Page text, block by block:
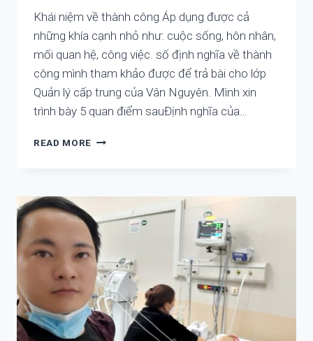
THE
SOURCE
OUR
PROBLEMS
AND
DISEASES,
ESPECIALLY
Khái niệm về thành công Áp dụng được cả
những khía cạnh nhỏ như: cuộc sống, hôn nhân,
mối quan hệ, công việc. số định nghĩa về thành
công mình tham khảo được để trả bài cho lớp
Quản lý cấp trung của Vân Nguyên. Mình xin
trình bày 5 quan điểm sauĐịnh nghĩa của…
READ MORE KHÁI
CÔNG